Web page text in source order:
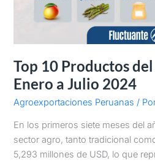
Top 10 Productos
Enero a Julio 2024
Agroexportaciones Peruanas /
En los primeros siete meses del
sector agro, tanto tradicional
5,293 millones de USD, lo que